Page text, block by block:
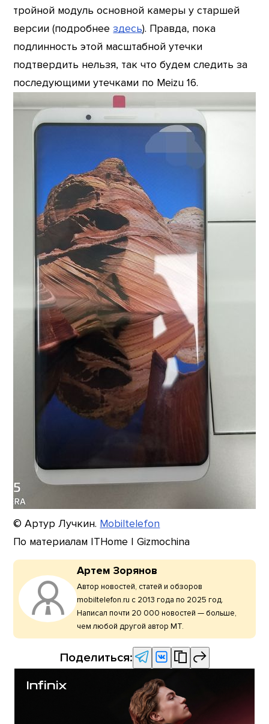
тройной модуль основной камеры у старшей
версии (подробнеездесь). Правда, пока
подлинность этой масштабной утечки
подтвердить нельзя, так что будем следить за
последующими утечками по Meizu 16.
© Артур Лучкин. Mobiltelefon
По материалам ITHome | Gizmochina
Артем Зорянов
Автор новостей, статей и обзоров
mobiltelefon.ru с 2013 года по 2025 год.
Написал почти 20 000 новостей — больше,
чем любой другой автор МТ.
Поделиться: